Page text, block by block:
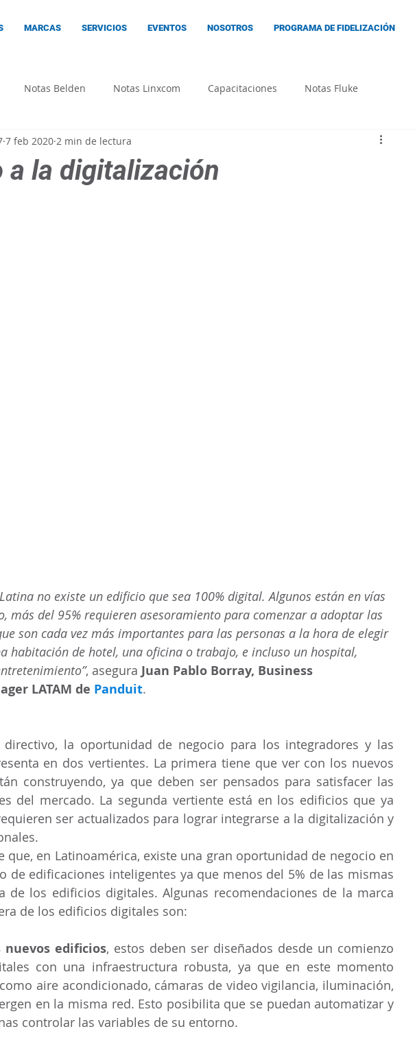
MARCAS SERVICIOS EVENTOS NOSOTROS PROGRAMA DE FIDELIZACIÓN
Notas Belden Notas Linxcom Capacitaciones Notas Fluke
a la digitalización
7 feb 2020 2 min de lectura
no existe un edificio que sea 100% digital. Algunos están en vías
más del 95% requieren asesoramiento para comenzar a adoptar las
son cada vez más importantes para las personas a la hora de elegir
habitación de hotel, una oficina o trabajo, e incluso un hospital,
, asegura Juan Pablo Borray, Business
LATAM de Panduit.
la oportunidad de negocio para los integradores y las
en dos vertientes. La primera tiene que ver con los nuevos
construyendo, ya que deben ser pensados para satisfacer las
del mercado. La segunda vertiente está en los edificios que ya
ser actualizados para lograr integrarse a la digitalización y
que, en Latinoamérica, existe una gran oportunidad de negocio en
de edificaciones inteligentes ya que menos del 5% de las mismas
de los edificios digitales. Algunas recomendaciones de la marca
de los edificios digitales son:
nuevos edificios, estos deben ser diseñados desde un comienzo
con una infraestructura robusta, ya que en este momento
aire acondicionado, cámaras de video vigilancia, iluminación,
en la misma red. Esto posibilita que se puedan automatizar y
controlar las variables de su entorno.